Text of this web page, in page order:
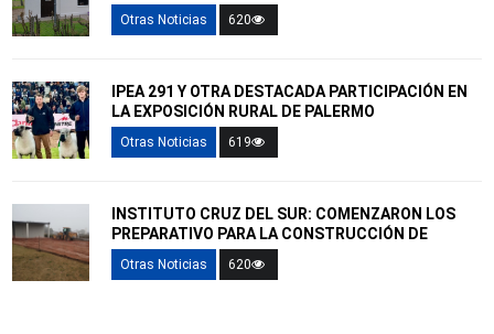
Otras Noticias 620
IPEA 291 Y OTRA DESTACADA PARTICIPACIÓN EN
LA EXPOSICIÓN RURAL DE PALERMO
Otras Noticias 619
INSTITUTO CRUZ DEL SUR: COMENZARON LOS
PREPARATIVO PARA LA CONSTRUCCIÓN DE
Otras Noticias 620